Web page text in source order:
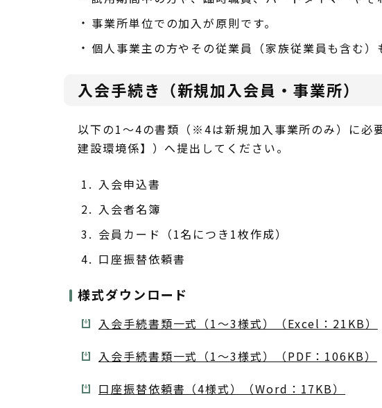
事業所単位での加入が原則です。
個人事業主の方やその従業員（家族従業員も含む）
入会手続き（新規加入会員・事業所）
以下の1～4の書類（※4は新規加入事業所のみ）に必
建設環境係】）へ提出してください。
入会申込書
入会者名簿
会員カード（1名につき1枚作成）
口座振替依頼書
様式ダウンロード
入会手続書類一式（1～3様式）（Excel：21KB）
入会手続書類一式（1～3様式）（PDF：106KB）
口座振替依頼書（4様式）（Word：17KB）